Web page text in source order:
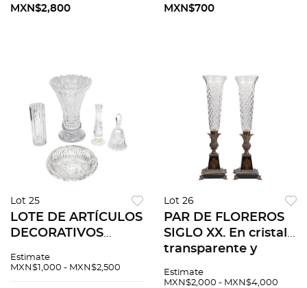
chicos
MXN$2,800
diferentes colores 5
MXN$700
Lot 25
LOTE DE ARTÍCULOS
DECORATIVOS
SIGLO XX. En cristal
Estimate
MXN$1,000 - MXN$2,500
Lot 26
PAR DE FLOREROS
SIGLO XX. En cristal
transparente y
Diseño orgánico
Estimate
MXN$2,000 - MXN$4,000